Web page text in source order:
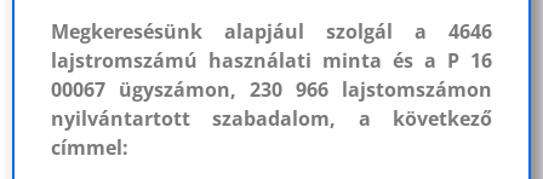
Megkeresésünk alapjául szolgál a 4646
lajstromszámú használati minta és a P 16
00067 ügyszámon, 230 966 lajstomszámon
nyilvántartott szabadalom, a következő
címmel: